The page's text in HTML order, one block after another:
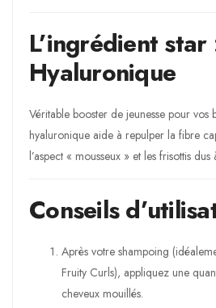
L’ingrédient star
Hyaluronique
Véritable booster de jeunesse pour vos
hyaluronique aide à repulper la fibre
l’aspect « mousseux » et les frisottis
Conseils
Après votre shampoing
Fruity Curls), appliquez une
cheveux mouillés.